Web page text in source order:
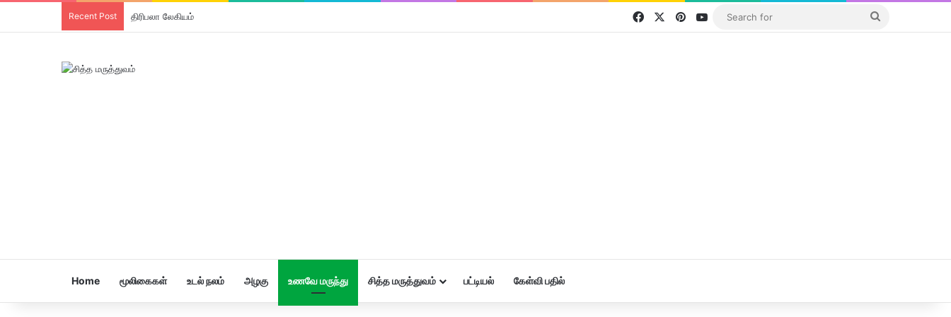
Recent Post திரிபலா லேகியம் FacebookPinterestYouTube
Home மூலிகைகள் உடல் நலம் அழகு உணவே மருந்து சித்த மருத்துவம் பட்டியல் கேள்வி பதில்